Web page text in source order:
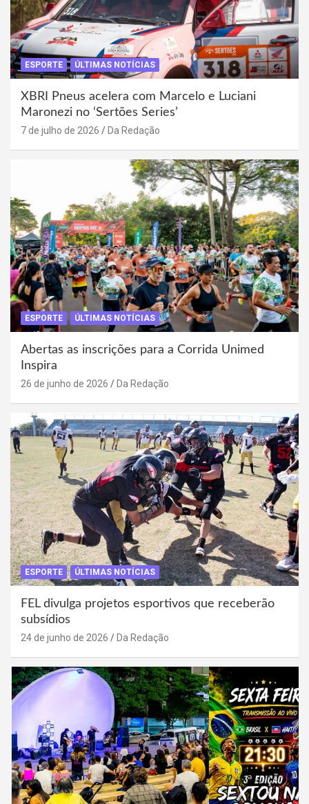
ESPORTE ÚLTIMAS NOTÍCIAS
XBRI Pneus acelera com Marcelo e Luciani
Maronezi no ‘Sertões Series’
7 de julho de 2026 Da Redação
ESPORTE ÚLTIMAS NOTÍCIAS
Abertas as inscrições para a Corrida Unimed
Inspira
26 de junho de 2026 Da Redação
ESPORTE ÚLTIMAS NOTÍCIAS
FEL divulga projetos esportivos que receberão
subsídios
24 de junho de 2026 Da Redação